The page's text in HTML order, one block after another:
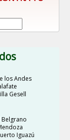
los Andes
Gesell
Belgrano
Iguazú